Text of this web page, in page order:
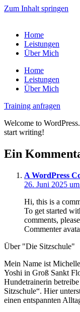
Zum Inhalt springen
Home
Leistungen
Über Mich
Home
Leistungen
Über Mich
Training anfragen
Welcome to
start writing!
Ein
A WordPress
26. Juni 2025
Hi, this is a
To get started
comments,
Commenter
Über "Die Sitzschule"
Mein Name ist
Yoshi in Groß Sankt
Hundetrainerin
Sitzschule“. Hier
einen entspannten